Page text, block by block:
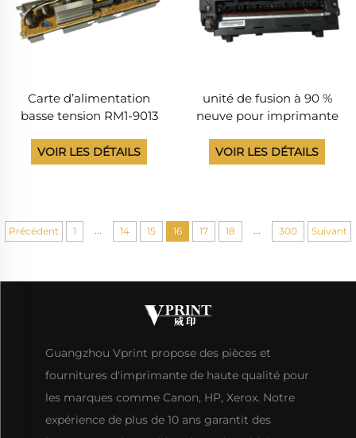
Carte d’alimentation
basse tension RM1-9013
imprimante HP LaserJet
Pro M200, M251, M276
VOIR LES DÉTAILS
unité de fusion à 90 %
neuve pour imprimante
fusion neuf, aspect neuf
VOIR LES DÉTAILS
Précédent 1 14 15 16 17 18 300 Suivant
Guangzhou Vprint propose des pièces et
fournitures d'imprimante de haute qualité pour
les marques comme Canon, HP, Xerox. Notre
expérience de plus de 10 ans garantit des